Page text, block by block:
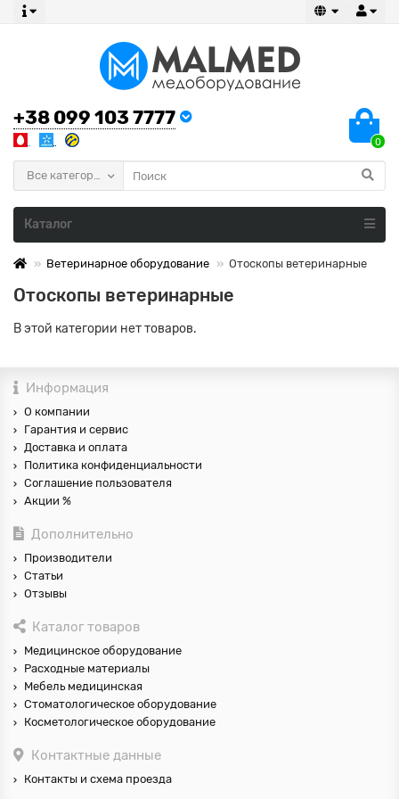
+38 099 103 7777
0
Все категории
Каталог
Ветеринарное оборудование Отоскопы ветеринарные
Отоскопы ветеринарные
В этой категории нет товаров.
Информация
О компании
Гарантия и сервис
Доставка и оплата
Политика конфиденциальности
Соглашение пользователя
Акции %
Дополнительно
Производители
Статьи
Отзывы
Каталог товаров
Медицинское оборудование
Расходные материалы
Мебель медицинская
Стоматологическое оборудование
Косметологическое оборудование
Контактные данные
Контакты и схема проезда